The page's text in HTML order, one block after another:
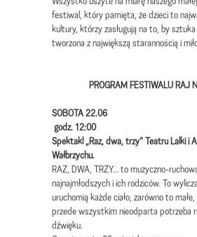
festiwal, który pamięta, że dzieci to
kultury, którzy zasługują na to, by sztuka
tworzona z największą starannością i
PROGRAM FESTIWALU RAJ
SOBOTA 22.06
godz. 12:00
Spektakl „Raz, dwa, trzy” Teatru Lalki i
Wałbrzychu.
RAZ, DWA, TRZY… to muzyczno-
najnajmłodszych i ich rodziców. To
uruchomią każde ciało, zarówno to
przede wszystkim nieodparta potrzeba
dźwięku.